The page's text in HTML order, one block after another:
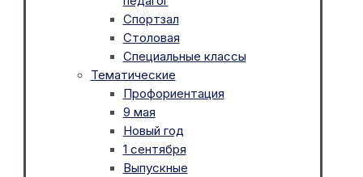
Спортзал
Столовая
Специальные классы
Тематические
Профориентация
9 мая
Новый год
1 сентября
Выпускные